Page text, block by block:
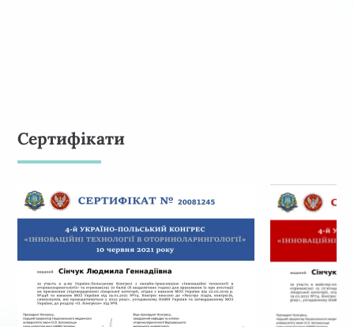
Сертифікати